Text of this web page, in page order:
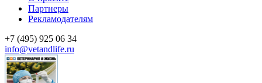
Партнеры
Рекламодателям
+7 (495) 925 06 34
info@vetandlife.ru